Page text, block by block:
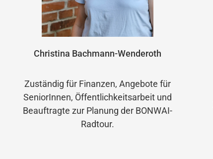
Christina Bachmann-Wenderoth
Zuständig für Finanzen, Angebote für
SeniorInnen, Öffentlichkeitsarbeit und
Beauftragte zur Planung der BONWAI-
Radtour.